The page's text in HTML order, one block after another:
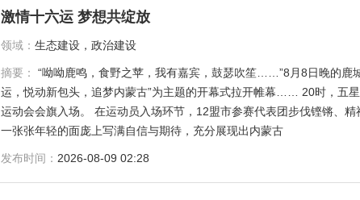
激情十六运 梦想共绽放
领域：生态建设，政治建设
摘要：
“呦呦鹿鸣，食野之苹，我有嘉宾，鼓瑟吹笙……”8月8日晚的鹿
运，悦动新包头，追梦内蒙古”为主题的开幕式拉开帷幕…… 20时，五
运动会会旗入场。 在运动员入场环节，12盟市参赛代表团步伐铿锵、
一张张年轻的面庞上写满自信与期待，充分展现出内蒙古
发布时间： 2026-08-09 02:28